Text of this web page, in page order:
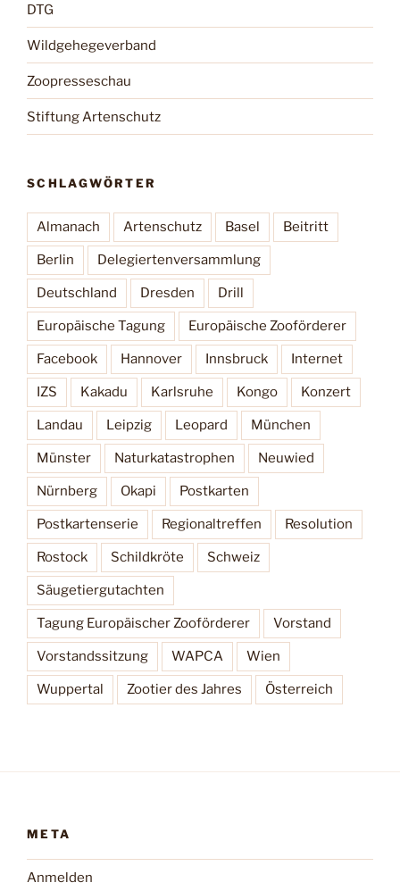
DTG
Wildgehegeverband
Zoopresseschau
Stiftung Artenschutz
SCHLAGWÖRTER
Almanach Artenschutz Basel Beitritt
Berlin Delegiertenversammlung
Deutschland Dresden Drill
Europäische Tagung Europäische Zooförderer
Facebook Hannover Innsbruck Internet
IZS Kakadu Karlsruhe Kongo Konzert
Landau Leipzig Leopard München
Münster Naturkatastrophen Neuwied
Nürnberg Okapi Postkarten
Postkartenserie Regionaltreffen Resolution
Rostock Schildkröte Schweiz
Säugetiergutachten
Tagung Europäischer Zooförderer Vorstand
Vorstandssitzung WAPCA Wien
Wuppertal Zootier des Jahres Österreich
META
Anmelden